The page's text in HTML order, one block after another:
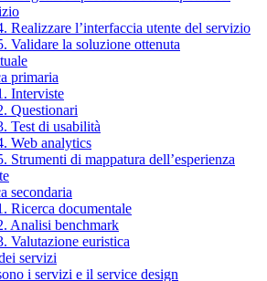
Realizzare l’interfaccia utente del servizio
Validare la soluzione ottenuta
primaria
Interviste
Questionari
Test di usabilità
Web analytics
Strumenti di mappatura dell’esperienza
secondaria
Ricerca documentale
Analisi benchmark
Valutazione euristica
servizi
i servizi e il service design